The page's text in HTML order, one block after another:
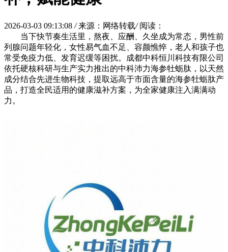
2026-03-03 09:13:08 / 来源：网络转载/ 阅读：
当下快节奏生活里，熬夜、应酬、久坐成为常态，男性前
列腺问题年轻化，女性易气血不足、容颜憔悴，老人和孩子也
常受免疫力低、发育迟缓等困扰。成都中科恒川科技有限公司
依托硬核科研与生产实力推出的中科沛力海参牡蛎肽，以天然
成分结合先进生物科技，提取远高于市面含量的海参牡蛎肽产
品，打造全民适用的健康滋补方案，为全家健康注入满满动
力。